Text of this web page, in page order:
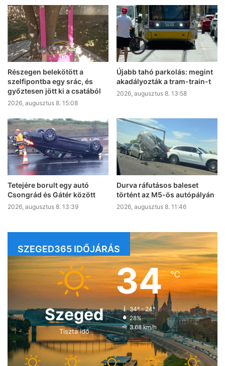
Részegen belekötött a
szelfipontba egy srác, és
győztesen jött ki a csatából
2026, augusztus 8. 15:08
Újabb tahó parkolás: megint
akadályozták a tram-train-t
2026, augusztus 8. 13:58
Tetejére borult egy autó
Csongrád és Gátér között
2026, augusztus 8. 13:39
Durva ráfutásos baleset
történt az M5-ös autópályán
2026, augusztus 8. 11:46
SZEGED365 IDŐJÁRÁS
Szeged
Tiszta idő
34℃
34º - 24º
28%
3.68 km/h